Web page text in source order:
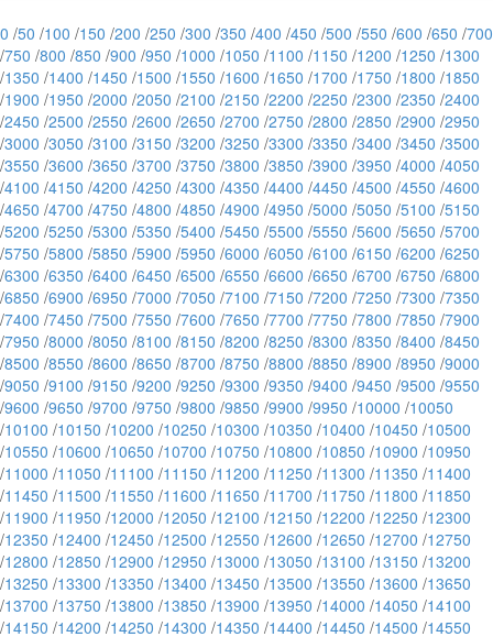
0 /50 /100 /150 /200 /250 /300 /350 /400 /450 /500 /550 /600 /650 /700
/750 /800 /850 /900 /950 /1000 /1050 /1100 /1150 /1200 /1250 /1300
/1350 /1400 /1450 /1500 /1550 /1600 /1650 /1700 /1750 /1800 /1850
/1900 /1950 /2000 /2050 /2100 /2150 /2200 /2250 /2300 /2350 /2400
/2450 /2500 /2550 /2600 /2650 /2700 /2750 /2800 /2850 /2900 /2950
/3000 /3050 /3100 /3150 /3200 /3250 /3300 /3350 /3400 /3450 /3500
/3550 /3600 /3650 /3700 /3750 /3800 /3850 /3900 /3950 /4000 /4050
/4100 /4150 /4200 /4250 /4300 /4350 /4400 /4450 /4500 /4550 /4600
/4650 /4700 /4750 /4800 /4850 /4900 /4950 /5000 /5050 /5100 /5150
/5200 /5250 /5300 /5350 /5400 /5450 /5500 /5550 /5600 /5650 /5700
/5750 /5800 /5850 /5900 /5950 /6000 /6050 /6100 /6150 /6200 /6250
/6300 /6350 /6400 /6450 /6500 /6550 /6600 /6650 /6700 /6750 /6800
/6850 /6900 /6950 /7000 /7050 /7100 /7150 /7200 /7250 /7300 /7350
/7400 /7450 /7500 /7550 /7600 /7650 /7700 /7750 /7800 /7850 /7900
/7950 /8000 /8050 /8100 /8150 /8200 /8250 /8300 /8350 /8400 /8450
/8500 /8550 /8600 /8650 /8700 /8750 /8800 /8850 /8900 /8950 /9000
/9050 /9100 /9150 /9200 /9250 /9300 /9350 /9400 /9450 /9500 /9550
/9600 /9650 /9700 /9750 /9800 /9850 /9900 /9950 /10000 /10050
/10100 /10150 /10200 /10250 /10300 /10350 /10400 /10450 /10500
/10550 /10600 /10650 /10700 /10750 /10800 /10850 /10900 /10950
/11000 /11050 /11100 /11150 /11200 /11250 /11300 /11350 /11400
/11450 /11500 /11550 /11600 /11650 /11700 /11750 /11800 /11850
/11900 /11950 /12000 /12050 /12100 /12150 /12200 /12250 /12300
/12350 /12400 /12450 /12500 /12550 /12600 /12650 /12700 /12750
/12800 /12850 /12900 /12950 /13000 /13050 /13100 /13150 /13200
/13250 /13300 /13350 /13400 /13450 /13500 /13550 /13600 /13650
/13700 /13750 /13800 /13850 /13900 /13950 /14000 /14050 /14100
/14150 /14200 /14250 /14300 /14350 /14400 /14450 /14500 /14550